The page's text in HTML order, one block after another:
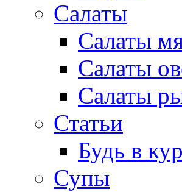
Салаты
Салаты
Салаты
Салаты
Статьи
Будь в
Супы